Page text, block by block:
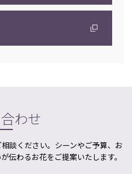
わせ
談ください。シーンやご予算、お
伝わるお花をご提案いたします。